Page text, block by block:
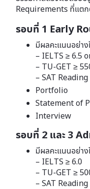
Requirements ที่แต
รอบที่ 1 Early
มีผลคะแนนอย่า
– IELTS ≥ 6.5
– TU-GET ≥
– SAT
Portfolio
Statement of
Interview
รอบที่ 2 และ 3
มีผลคะแนนอย่า
– IELTS ≥ 6.0
– TU-GET ≥
– SAT